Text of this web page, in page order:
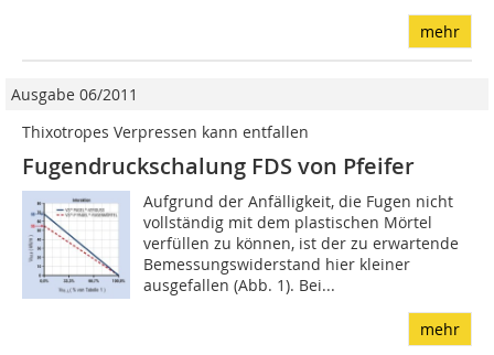
mehr
Ausgabe 06/2011
Thixotropes Verpressen kann entfallen
Fugendruckschalung FDS von Pfeifer
Aufgrund der Anfälligkeit, die Fugen nicht
vollständig mit dem plastischen Mörtel
verfüllen zu können, ist der zu erwartende
Bemessungswiderstand hier kleiner
ausgefallen (Abb. 1). Bei...
mehr